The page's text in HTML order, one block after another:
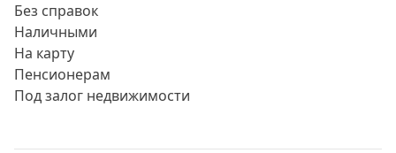
Без справок
Наличными
На карту
Пенсионерам
Под залог недвижимости